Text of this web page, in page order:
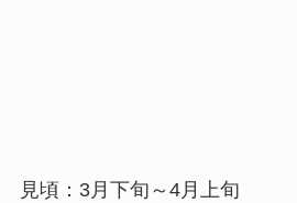
見頃：3月下旬～4月上旬